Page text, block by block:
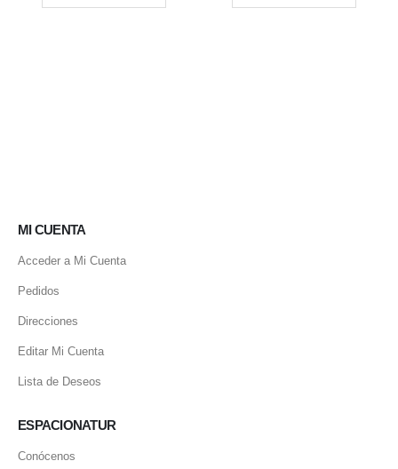
MI CUENTA
Acceder a Mi Cuenta
Pedidos
Direcciones
Editar Mi Cuenta
Lista de Deseos
ESPACIONATUR
Conócenos